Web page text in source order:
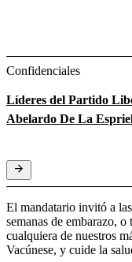
Confidenciales
Líderes del Partido
Abelardo De La
El mandatario invitó a
semanas de embarazo,
cualquiera de nuestros
Vacúnese, y cuide la